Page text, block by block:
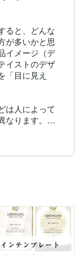
ると、どんな
が多いかと思
イメージ（デ
イストのデザ
「目に見え
は人によって
なります。そ
ションから
る方法として
ださった場
トが発揮され
から、「高品
という特徴が